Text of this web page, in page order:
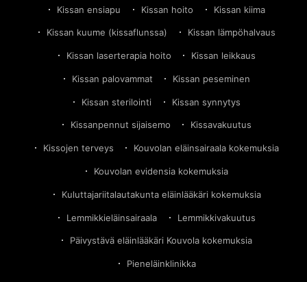
Kissan ensiapu Kissan hoito Kissan kiima
Kissan kuume (kissaflunssa) Kissan lämpöhalvaus
Kissan laserterapia hoito Kissan leikkaus
Kissan palovammat Kissan peseminen
Kissan sterilointi Kissan synnytys
Kissanpennut sijaisemo Kissavakuutus
Kissojen terveys Kouvolan eläinsairaala kokemuksia
Kouvolan evidensia kokemuksia
Kuluttajariitalautakunta eläinlääkäri kokemuksia
Lemmikkieläinsairaala Lemmikkivakuutus
Päivystävä eläinlääkäri Kouvola kokemuksia
Pieneläinklinikka